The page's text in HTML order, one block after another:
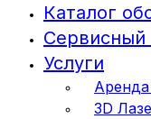
Каталог
Сервисный
Услуги
3D